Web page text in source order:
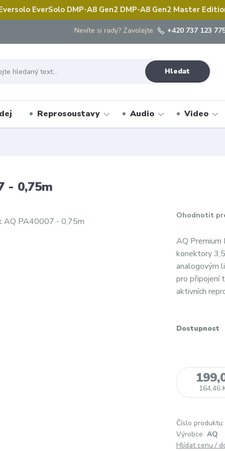
EverSolo DMP-A8 Gen2 DMP-A8 Gen2 Master
Hledat
Nevíte si rady? Zavolejte. +420 737 123
Reprosoustavy Audio Video
- 0,75m
Ohodnotit
AQ
konektory
analogovým
pro připojení
aktivních
Dostupnost
164,46
Číslo produktu:
Výrobce: AQ
Hlídat cenu /